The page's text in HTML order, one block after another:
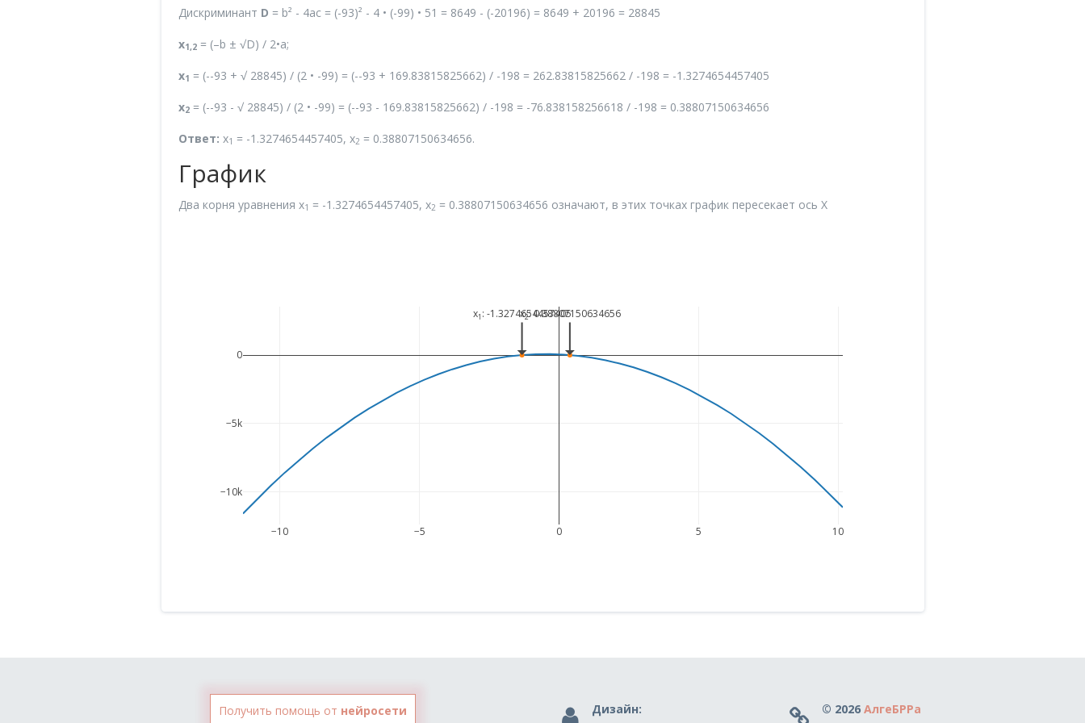
Дискриминант D = b² - 4ac = (-93)² - 4 • (-99) • 51 = 8649 - (-20196) = 8649 + 20196 = 28845
x1,2= (–b ± √D) / 2•a;
x1 = (--93 + √ 28845) / (2 • -99) = (--93 + 169.83815825662) / -198 = 262.83815825662 / -198 = -1.3274654457405
x2= (--93 - √ 28845) / (2 • -99) = (--93 - 169.83815825662) / -198 = -76.838158256618 / -198 = 0.38807150634656
Ответ: x1 = -1.3274654457405, x2 = 0.38807150634656.
График
Два корня уравнения x1 = -1.3274654457405, x2 = 0.38807150634656 означают, в этих точках график пересекает ось X
−10 −5 0 5 10
−10k
−5k
0
x1 : -1.3274654457405
x2: 0.38807150634656
Получить помощь от нейросети
Дизайн:
© 2026 АлгеБРРа